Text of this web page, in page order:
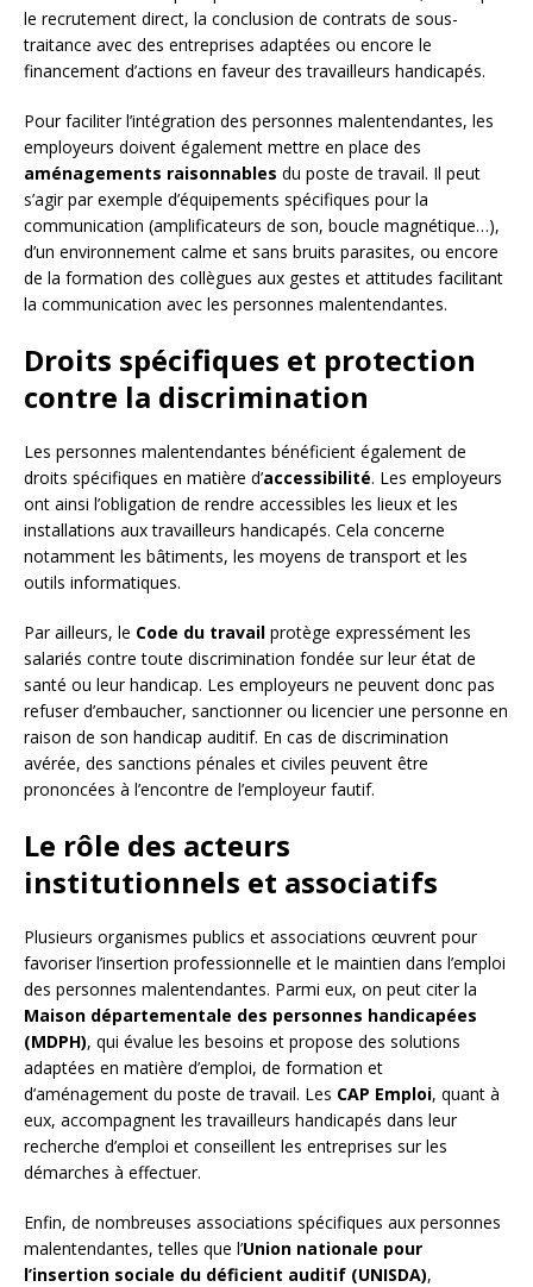
le recrutement direct, la conclusion de contrats de sous-
traitance avec des entreprises adaptées ou encore le
financement d’actions en faveur des travailleurs handicapés.
Pour faciliter l’intégration des personnes malentendantes, les
employeurs doivent également mettre en place des
aménagements raisonnables du poste de travail. Il peut
s’agir par exemple d’équipements spécifiques pour la
communication (amplificateurs de son, boucle magnétique…),
d’un environnement calme et sans bruits parasites, ou encore
de la formation des collègues aux gestes et attitudes facilitant
la communication avec les personnes malentendantes.
Droits spécifiques et protection
contre la discrimination
Les personnes malentendantes bénéficient également de
droits spécifiques en matière d’accessibilité. Les employeurs
ont ainsi l’obligation de rendre accessibles les lieux et les
installations aux travailleurs handicapés. Cela concerne
notamment les bâtiments, les moyens de transport et les
outils informatiques.
Par ailleurs, le Code du travail protège expressément les
salariés contre toute discrimination fondée sur leur état de
santé ou leur handicap. Les employeurs ne peuvent donc pas
refuser d’embaucher, sanctionner ou licencier une personne en
raison de son handicap auditif. En cas de discrimination
avérée, des sanctions pénales et civiles peuvent être
prononcées à l’encontre de l’employeur fautif.
Le rôle des acteurs
institutionnels et associatifs
Plusieurs organismes publics et associations œuvrent pour
favoriser l’insertion professionnelle et le maintien dans l’emploi
des personnes malentendantes. Parmi eux, on peut citer la
Maison départementale des personnes handicapées
(MDPH), qui évalue les besoins et propose des solutions
adaptées en matière d’emploi, de formation et
d’aménagement du poste de travail. Les CAP Emploi, quant à
eux, accompagnent les travailleurs handicapés dans leur
recherche d’emploi et conseillent les entreprises sur les
démarches à effectuer.
Enfin, de nombreuses associations spécifiques aux personnes
malentendantes, telles que l’Union nationale pour
l’insertion sociale du déficient auditif (UNISDA),